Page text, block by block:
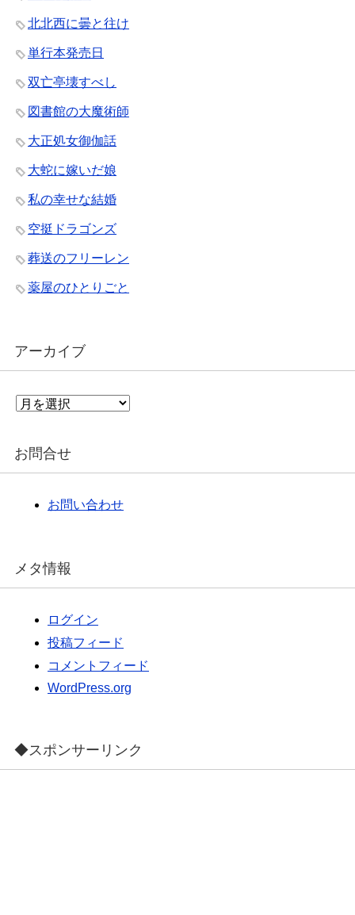
北北西に曇と往け
単行本発売日
双亡亭壊すべし
図書館の大魔術師
大正処女御伽話
大蛇に嫁いだ娘
私の幸せな結婚
空挺ドラゴンズ
葬送のフリーレン
薬屋のひとりごと
アーカイブ
ア
イ
お問合せ
お問い合わせ
メタ情報
ログイン
投稿フィード
コメントフィード
WordPress.org
◆スポンサーリンク